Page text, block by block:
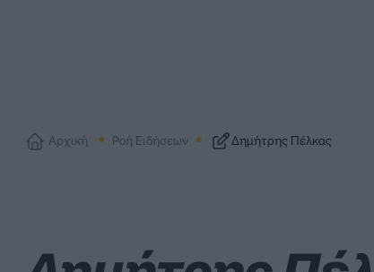
Αρχική Ροή Ειδήσεων Δημήτρης Πέλκας